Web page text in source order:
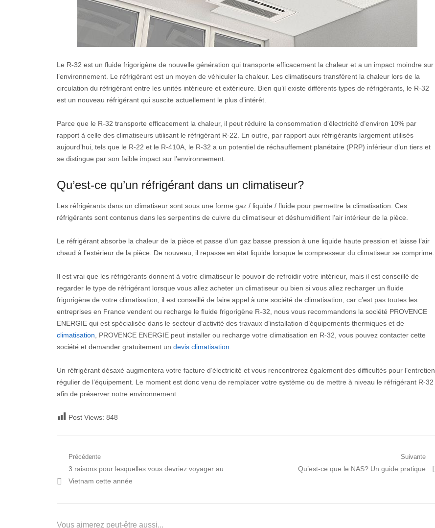
Le R-32 est un fluide frigorigène de nouvelle génération qui transporte efficacement la chaleur et a un impact moindre sur
l’environnement. Le réfrigérant est un moyen de véhiculer la chaleur. Les climatiseurs transfèrent la chaleur lors de la
circulation du réfrigérant entre les unités intérieure et extérieure. Bien qu’il existe différents types de réfrigérants, le R-32
est un nouveau réfrigérant qui suscite actuellement le plus d’intérêt.
Parce que le R-32 transporte efficacement la chaleur, il peut réduire la consommation d’électricité d’environ 10% par
rapport à celle des climatiseurs utilisant le réfrigérant R-22. En outre, par rapport aux réfrigérants largement utilisés
aujourd’hui, tels que le R-22 et le R-410A, le R-32 a un potentiel de réchauffement planétaire (PRP) inférieur d’un tiers et
se distingue par son faible impact sur l’environnement.
Qu’est-ce qu’un réfrigérant dans un climatiseur?
Les réfrigérants dans un climatiseur sont sous une forme gaz / liquide / fluide pour permettre la climatisation. Ces
réfrigérants sont contenus dans les serpentins de cuivre du climatiseur et déshumidifient l’air intérieur de la pièce.
Le réfrigérant absorbe la chaleur de la pièce et passe d’un gaz basse pression à une liquide haute pression et laisse l’air
chaud à l’extérieur de la pièce. De nouveau, il repasse en état liquide lorsque le compresseur du climatiseur se comprime.
Il est vrai que les réfrigérants donnent à votre climatiseur le pouvoir de refroidir votre intérieur, mais il est conseillé de
regarder le type de réfrigérant lorsque vous allez acheter un climatiseur ou bien si vous allez recharger un fluide
frigorigène de votre climatisation, il est conseillé de faire appel à une société de climatisation, car c’est pas toutes les
entreprises en France vendent ou recharge le fluide frigorigène R-32, nous vous recommandons la société PROVENCE
ENERGIE qui est spécialisée dans le secteur d’activité des travaux d’installation d’équipements thermiques et de
climatisation , PROVENCE ENERGIE peut installer ou recharge votre climatisation en R-32, vous pouvez contacter cette
société et demander gratuitement un devis climatisation
Un réfrigérant désaxé augmentera votre facture d’électricité et vous rencontrerez également des difficultés pour l’entretien
régulier de l’équipement. Le moment est donc venu de remplacer votre système ou de mettre à niveau le réfrigérant R-32
afin de préserver notre environnement.
Post Views: 848
Navigation
de
Précédente
Post
précédent:
3 raisons pour lesquelles vous devriez voyager au
Vietnam cette année
Suivante
Prochain
Qu’est-ce que le NAS? Un guide pratique
Vous aimerez peut-être aussi...